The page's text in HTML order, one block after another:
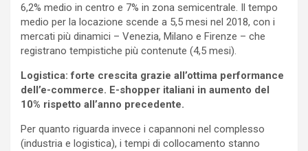
6,2% medio in centro e 7% in zona semicentrale. Il tempo
medio per la locazione scende a 5,5 mesi nel 2018, con i
mercati più dinamici – Venezia, Milano e Firenze – che
registrano tempistiche più contenute (4,5 mesi).
Logistica: forte crescita grazie all’ottima performance
dell’e-commerce. E-shopper italiani in aumento del
10% rispetto all’anno precedente.
Per quanto riguarda invece i capannoni nel complesso
(industria e logistica), i tempi di collocamento stanno